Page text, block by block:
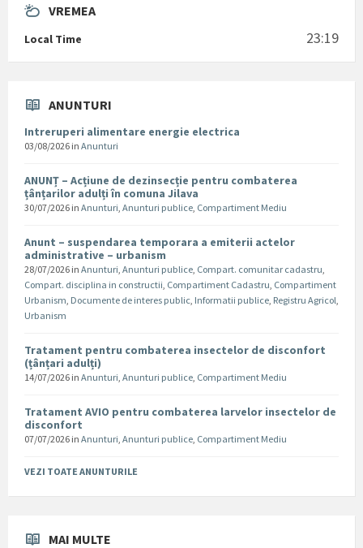
VREMEA
Local Time 23:19
ANUNTURI
Intreruperi alimentare energie electrica
03/08/2026 in Anunturi
ANUNȚ – Acțiune de dezinsecție pentru combaterea
țânțarilor adulți în comuna Jilava
30/07/2026 in Anunturi, Anunturi publice, Compartiment Mediu
Anunt – suspendarea temporara a emiterii actelor
administrative – urbanism
28/07/2026 in Anunturi, Anunturi publice, Compart. comunitar cadastru,
Compart. disciplina in constructii, Compartiment Cadastru, Compartiment
Urbanism, Documente de interes public, Informatii publice, Registru Agricol,
Urbanism
Tratament pentru combaterea insectelor de disconfort
(țânțari adulți)
14/07/2026 in Anunturi, Anunturi publice, Compartiment Mediu
Tratament AVIO pentru combaterea larvelor insectelor de
disconfort
07/07/2026 in Anunturi, Anunturi publice, Compartiment Mediu
VEZI TOATE ANUNTURILE
MAI MULTE